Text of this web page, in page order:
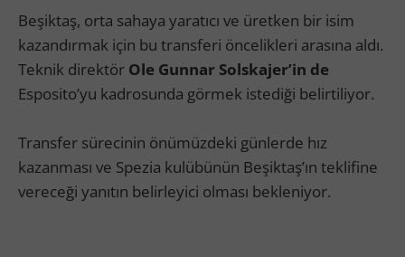
Beşiktaş, orta sahaya yaratıcı ve üretken bir isim
kazandırmak için bu transferi öncelikleri arasına aldı.
Teknik direktör Ole Gunnar Solskajer’in de
Esposito’yu kadrosunda görmek istediği belirtiliyor.
Transfer sürecinin önümüzdeki günlerde hız
kazanması ve Spezia kulübünün Beşiktaş’ın teklifine
vereceği yanıtın belirleyici olması bekleniyor.